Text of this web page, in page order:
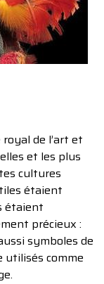
de l’art et
et les plus
cultures
étaient
étaient
précieux :
symboles de
utilisés comme